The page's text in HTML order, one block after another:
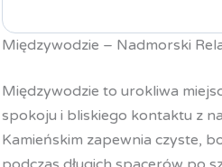
Międzywodzie – Nadmorski
Międzywodzie to urokliwa
spokoju i bliskiego kontaktu z
Kamieńskim zapewnia czyste,